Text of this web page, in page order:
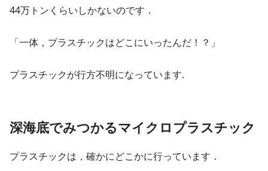
44万トンくらいしかないのです．
「一体，プラスチックはどこにいったんだ！？」
プラスチックが行方不明になっています.
深海底でみつかるマイクロプラスチック
プラスチックは，確かにどこかに行っています．